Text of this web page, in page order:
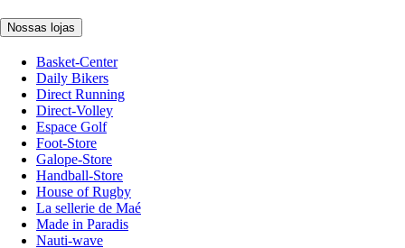
Nossas lojas
Basket-Center
Daily Bikers
Direct Running
Direct-Volley
Espace Golf
Foot-Store
Galope-Store
Handball-Store
House of Rugby
La sellerie de Maé
Made in Paradis
Nauti-wave